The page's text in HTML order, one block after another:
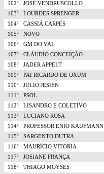
102º
JOSÉ VENDRUSCOLLO
103º
LOURDES SPRENGER
104º
CASSIÁ CARPES
105º
NOVO
106º
GM DO VAL
107º
CLÁUDIO CONCEIÇÃO
108º
JADER APPELT
109º
PAI RICARDO DE OXUM
110º
JULIO JESIEN
111º
PSOL
112º
LISANDRO E COLETIVO
113º
LUCIANO ROSA
114º
PROFESSOR ENIO KAUFMANN
115º
SARGENTO DUTRA
116º
MAURÍCIO VITORIA
117º
JOSIANE FRANÇA
118º
THIAGO MOYSES